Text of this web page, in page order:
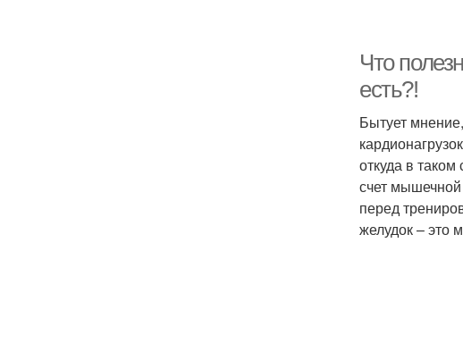
Что
есть?!
Бытует
откуда в
счет мышечной
перед
желудок – это